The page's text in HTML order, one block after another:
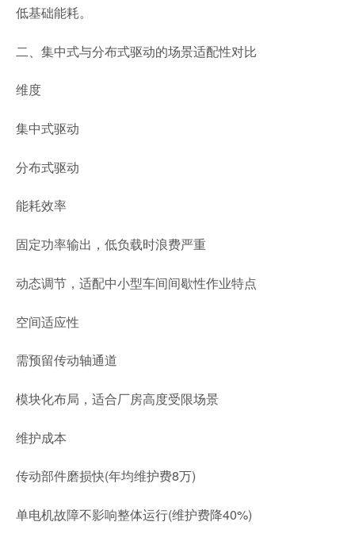
低基础能耗。
二、集中式与分布式驱动的场景适配性对比
维度
集中式驱动
分布式驱动
能耗效率
固定功率输出，低负载时浪费严重
动态调节，适配中小型车间间歇性作业特点
空间适应性
需预留传动轴通道
模块化布局，适合厂房高度受限场景
维护成本
传动部件磨损快(年均维护费8万)
单电机故障不影响整体运行(维护费降40%)